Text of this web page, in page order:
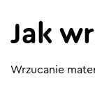
Jak
Wrzucanie